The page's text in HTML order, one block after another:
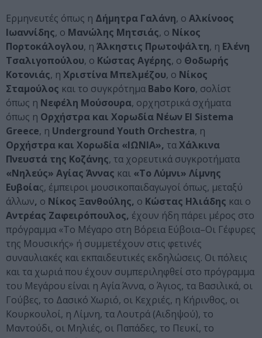
Ερμηνευτές όπως η Δήμητρα Γαλάνη, ο Αλκίνοος
Ιωαννίδης, ο Μανώλης Μητσιάς, ο Νίκος
Πορτοκάλογλου, η Άλκηστις Πρωτοψάλτη, η Ελένη
Τσαλιγοπούλου, ο Κώστας Αγέρης, ο Θοδωρής
Κοτονιάς, η Χριστίνα Μπελμέζου, ο Νίκος
Σταμούλος και το συγκρότημα Babo Koro, σολίστ
όπως η Νεφέλη Μούσουρα, ορχηστρικά σχήματα
όπως η Ορχήστρα και Χορωδία Νέων El Sistema
Greece, η Underground Υouth Orchestra, η
Ορχήστρα και Χορωδία «ΙΩΝΙΑ», ταΧάλκινα
Πνευστά της Κοζάνης, τα χορευτικά συγκροτήματα
«Νηλεύς» Αγίας Άννας και «Το Λύμνι» Λίμνης
Ευβοίας, έμπειροι μουσικοπαιδαγωγοί όπως, μεταξύ
άλλων, ο Νίκος Ξανθούλης, ο Κώστας Ηλιάδης και o
Αντρέας Ζαφειρόπουλος, έχουν ήδη πάρει μέρος στο
πρόγραμμα «Το Μέγαρο στη Βόρεια Εύβοια–Οι Γέφυρες
της Μουσικής» ή συμμετέχουν στις φετινές
συναυλιακές και εκπαιδευτικές εκδηλώσεις. Οι πόλεις
και τα χωριά που έχουν συμπεριληφθεί στο πρόγραμμα
του Μεγάρου είναι η Αγία Άννα, ο Άγιος, τα Βασιλικά, οι
Γούβες, το Δασικό Χωριό, οι Κεχριές, η Κήρινθος, οι
Κουρκουλοί, η Λίμνη, τα Λουτρά (Αιδηψού), το
Μαντούδι, οι Μηλιές, οι Παπάδες, το Πευκί, το